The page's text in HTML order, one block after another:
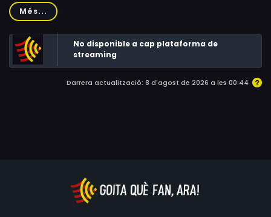
atemptats de Guilford en nom de l'IRA a cadena
perpètua. Eren irlandesos que havien anat a Anglaterra
a la recerca d'una vida millor, però van topar amb un
sistema judicial injust i corrupte que necessitava caps
de turc.
Més...
No disponible a cap plataforma de
streaming
Darrera actualització: 8 d'agost de 2026 a les 00:44